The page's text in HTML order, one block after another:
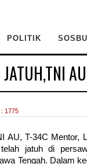
POLITIK
1775
AU, T-34C Mentor,
jatuh di
Tengah. Dalam